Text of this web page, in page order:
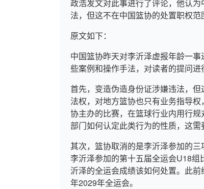
政浩发文对此事进行了评论，他认
法，但这不在中国篮协的处置职权范
原文如下：
中国篮协昨天对李沂泽虚报年龄一
些案例和操作手法，对读者的提问进
首先，变造伪造身份证涉嫌违法，
法权，对地方篮协也只有业务指导
协主办的比赛，在篮球行业内用行
部门如何认定此类行为的性质，这需
其次，篮协取消的是李沂泽参加的
李沂泽参加的第十五届全运会U18
沂泽的全运会成绩该如何处置。此
年2029年全运会。